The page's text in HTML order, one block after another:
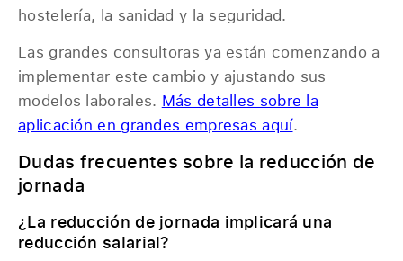
hostelería, la sanidad y la seguridad.
Las grandes consultoras ya están comenzando a
implementar este cambio y ajustando sus
modelos laborales. Más detalles sobre la
aplicación en grandes empresas aquí.
Dudas frecuentes sobre la reducción de
jornada
¿La reducción de jornada implicará una
reducción salarial?